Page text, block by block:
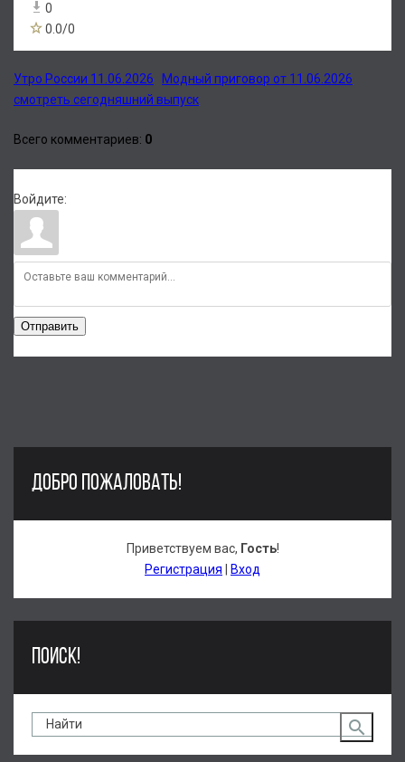
0
0.0/0
Утро России 11.06.2026
Модный приговор от 11.06.2026
смотреть сегодняшний выпуск
Всего комментариев: 0
Войдите:
Отправить
ДОБРО ПОЖАЛОВАТЬ!
Приветствуем вас, Гость!
Регистрация
Вход
ПОИСК!